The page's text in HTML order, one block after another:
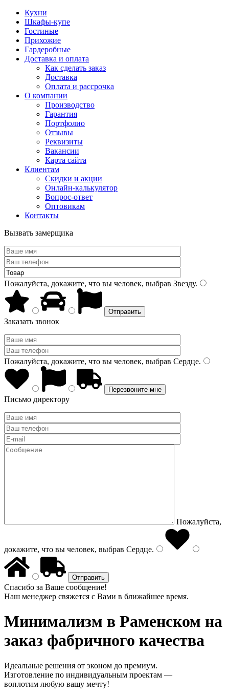
Кухни
Шкафы-купе
Гостиные
Прихожие
Гардеробные
Доставка и оплата
Как сделать заказ
Доставка
Оплата и рассрочка
О компании
Производство
Гарантия
Портфолио
Отзывы
Реквизиты
Вакансии
Карта сайта
Клиентам
Скидки и акции
Онлайн-калькулятор
Вопрос-ответ
Оптовикам
Контакты
Вызвать замерщика
Пожалуйста, докажите, что вы человек, выбрав Звезду.
Заказать звонок
Пожалуйста, докажите, что вы человек, выбрав Сердце.
Письмо директору
Пожалуйста,
докажите, что вы человек, выбрав Сердце.
Спасибо за Ваше сообщение!
Наш менеджер свяжется с Вами в ближайшее время.
Минимализм в Раменском на
заказ фабричного качества
Идеальные решения от эконом до премиум.
Изготовление по индивидуальным проектам —
воплотим любую вашу мечту!